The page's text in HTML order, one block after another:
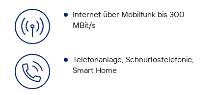
Internet über Mobilfunk bis 300
MBit/s
Telefonanlage, Schnurlostelefonie,
Smart Home